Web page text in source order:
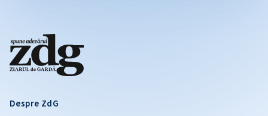
Despre ZdG